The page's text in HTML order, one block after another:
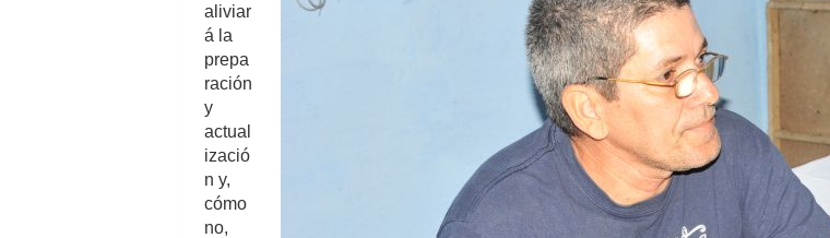
aliviar
á la
prepa
ración
y
actual
izació
n y,
cómo
no,